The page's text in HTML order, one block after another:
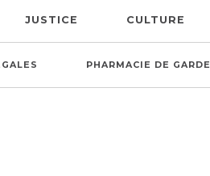
JUSTICE CULTURE
PHARMACIE DE GARDE